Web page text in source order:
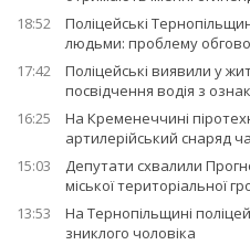
18:52
Поліцейські
людьми: проблему
17:42
Поліцейські виявили у
посвідчення водія з
16:25
На Кременеччині
артилерійський снаряд
15:03
Депутати схвалили
міської територіальної
13:53
На Тернопільщині
зниклого чоловіка